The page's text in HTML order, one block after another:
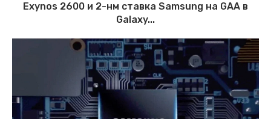
Exynos 2600 и 2-нм ставка Samsung на GAA в
Galaxy...